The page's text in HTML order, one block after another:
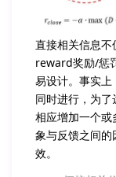
直接相关信息不
reward奖励/惩
易设计。事实
同时进行，为
相应增加一个
象与反馈之间
效。